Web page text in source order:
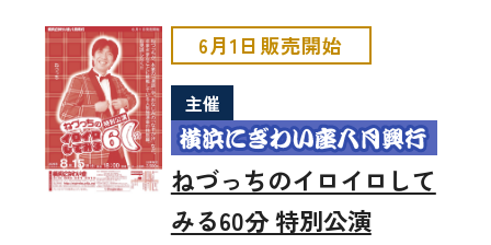
6月1日販売開始
主催
ねづっちのイロイロして
みる60分 特別公演